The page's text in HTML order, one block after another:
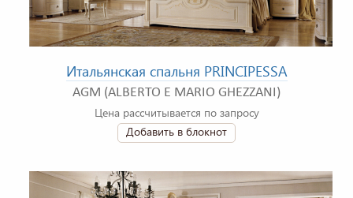
Итальянская спальня PRINCIPESSA
AGM (ALBERTO E MARIO GHEZZANI)
Цена рассчитывается по запросу
Добавить в блокнот